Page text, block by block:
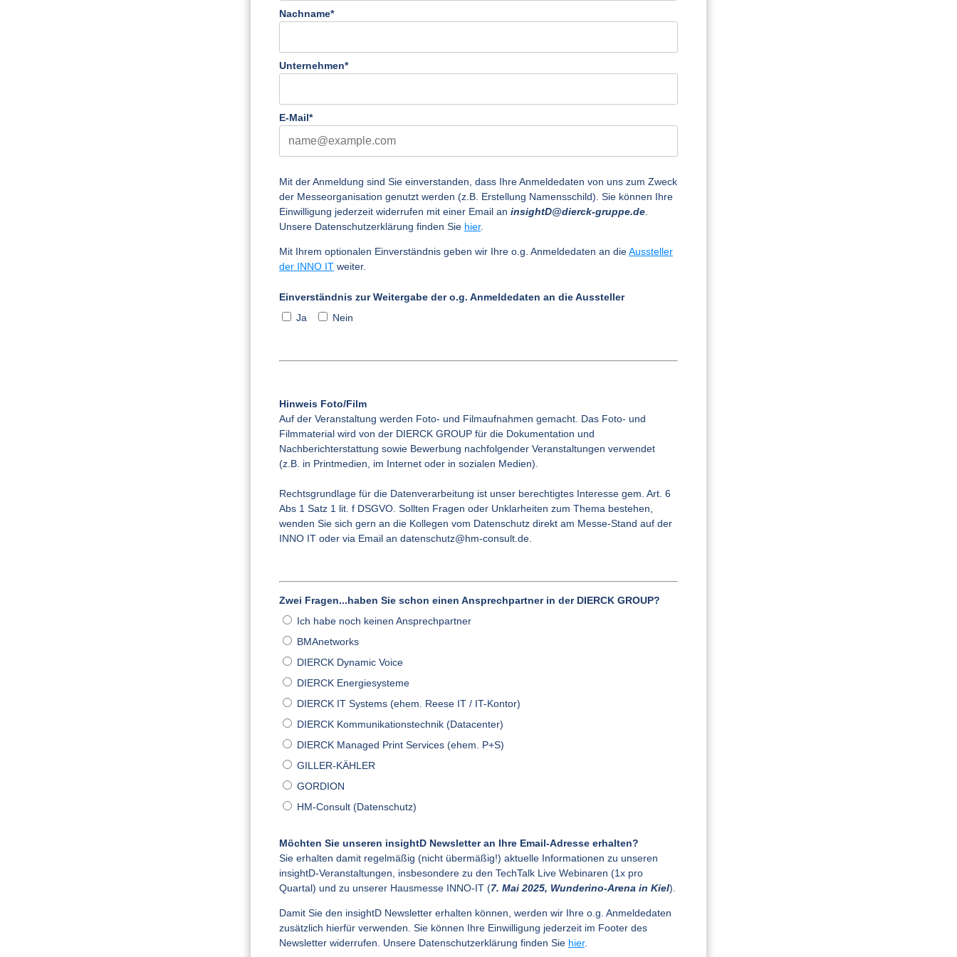
Nachname*
Unternehmen*
E-Mail*
Mit der Anmeldung sind Sie einverstanden, dass Ihre Anmeldedaten von uns zum Zweck
der Messeorganisation genutzt werden (z.B. Erstellung Namensschild). Sie können Ihre
Einwilligung jederzeit widerrufen mit einer Email an insightD@dierck-gruppe.de
Unsere Datenschutzerklärung finden Sie hier.
Mit Ihrem optionalen Einverständnis geben wir Ihre o.g. Anmeldedaten an dieAussteller
der INNO IT weiter.
Einverständnis zur Weitergabe der o.g. Anmeldedaten an die Aussteller
Ja
Nein
Hinweis Foto/Film
Auf der Veranstaltung werden Foto- und Filmaufnahmen gemacht. Das Foto- und
Filmmaterial wird von der DIERCK GROUP für die Dokumentation und
Nachberichterstattung sowie Bewerbung nachfolgender Veranstaltungen verwendet
(z.B. in Printmedien, im Internet oder in sozialen Medien).
Rechtsgrundlage für die Datenverarbeitung ist unser berechtigtes Interesse gem. Art. 6
Abs 1 Satz 1 lit. f DSGVO. Sollten Fragen oder Unklarheiten zum Thema bestehen,
wenden Sie sich gern an die Kollegen vom Datenschutz direkt am Messe-Stand auf der
INNO IT oder via Email an datenschutz@hm-consult.de.
Zwei Fragen...haben Sie schon einen Ansprechpartner in der DIERCK GROUP?
Ich habe noch keinen Ansprechpartner
BMAnetworks
DIERCK Dynamic Voice
DIERCK Energiesysteme
DIERCK IT Systems (ehem. Reese IT / IT-Kontor)
DIERCK Kommunikationstechnik (Datacenter)
DIERCK Managed Print Services (ehem. P+S)
GILLER-KÄHLER
GORDION
HM-Consult (Datenschutz)
Möchten Sie unseren insightD Newsletter an Ihre Email-Adresse erhalten?
Sie erhalten damit regelmäßig (nicht übermäßig!) aktuelle Informationen zu unseren
insightD-Veranstaltungen, insbesondere zu den TechTalk Live Webinaren (1x pro
Quartal) und zu unserer Hausmesse INNO-IT (7. Mai 2025, Wunderino-Arena in Kiel).
Damit Sie den insightD Newsletter erhalten können, werden wir Ihre o.g. Anmeldedaten
zusätzlich hierfür verwenden. Sie können Ihre Einwilligung jederzeit im Footer des
Newsletter widerrufen. Unsere Datenschutzerklärung finden Sie hier.